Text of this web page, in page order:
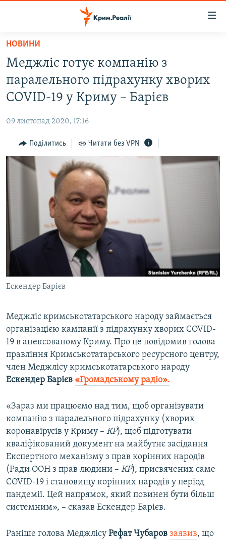
Перейти
основного
матеріалу
Перейти
до
основної
Перейти
до
пошуку
ВОДА.КРИМ
ВІДЕО ТА ФОТО
БЛОГИ
ПОГЛЯД
ІНТЕРВ'Ю
ВСЕ ЗА ДЕНЬ
СПЕЦПРОЕКТИ
ДЕПОРТАЦІЯ
ВІДЕОУРОКИ «ELIFBE»
СВІДЧЕННЯ ОКУПАЦІЇ
УКРАЇНСЬКА ПРОБЛЕМА КРИМУ
ІНФОГРАФІКА
ЯК ОБІЙТИ БЛОКУВАННЯ
Русский
Qırımtatar
ДОЛУЧАЙСЯ!
НОВИНИ
Меджліс готує компанію з
паралельного підрахунку хворих
COVID-19 у Криму – Барієв
09 листопад 2020, 17:16
Поділитись Читати без VPN
Ескендер Барієв
Меджліс кримськотатарського народу займається
організацією кампанії з підрахунку хворих COVID-
19 в анексованому Криму. Про це повідомив голова
правління Кримськотатарського ресурсного центру,
член Меджлісу кримськотатарського народу
Ескендер Барієв «Громадському радіо».
«Зараз ми працюємо над тим, щоб організувати
компанію з паралельного підрахунку (хворих
коронавірусів у Криму – КР), щоб підготувати
кваліфікований документ на майбутнє засідання
Експертного механізму з прав корінних народів
(Ради ООН з прав людини – КР), присвячених саме
COVID-19 і становищу корінних народів у період
пандемії. Цей напрямок, який повинен бути більш
системним», – сказав Ескендер Барієв.
Раніше голова Меджлісу Рефат Чубаров заявив, що